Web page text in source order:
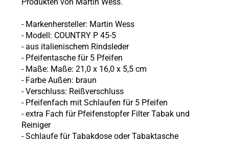
- Markenhersteller: Martin Wess
- Modell: COUNTRY P 45-5
- aus italienischem Rindsleder
- Pfeifentasche für 5 Pfeifen
- Maße: Maße: 21,0 x 16,0 x 5,5 cm
- Farbe Außen: braun
- Verschluss: Reißverschluss
- Pfeifenfach mit Schlaufen für 5 Pfeifen
- extra Fach für Pfeifenstopfer Filter Tabak und
Reiniger
- Schlaufe für Tabakdose oder Tabaktasche